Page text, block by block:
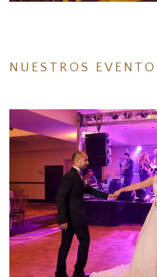
NUESTROS